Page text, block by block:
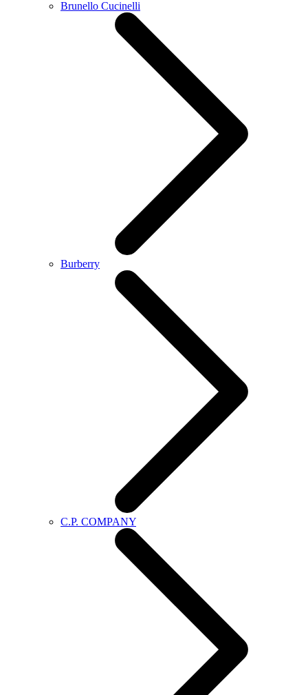
Brunello Cucinelli
Burberry
C.P. COMPANY